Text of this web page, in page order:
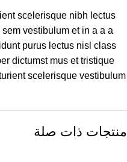
scelerisque nibh lectus.
vestibulum et in a a a
purus lectus nisl class
dictumst mus et tristique
scelerisque vestibulum
منتجات ذات صلة